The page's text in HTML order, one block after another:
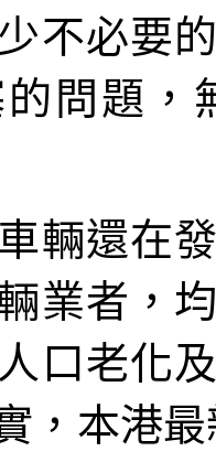
不必要
問題，
輛還在
業者，
口老化
，本港